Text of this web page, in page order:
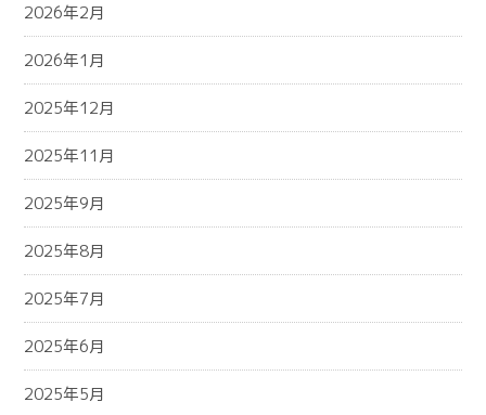
2026年2月
2026年1月
2025年12月
2025年11月
2025年9月
2025年8月
2025年7月
2025年6月
2025年5月